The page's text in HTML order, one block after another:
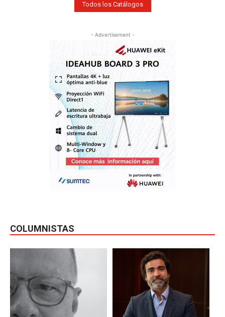
Todos los Catálogos
- Advertisement -
COLUMNISTAS